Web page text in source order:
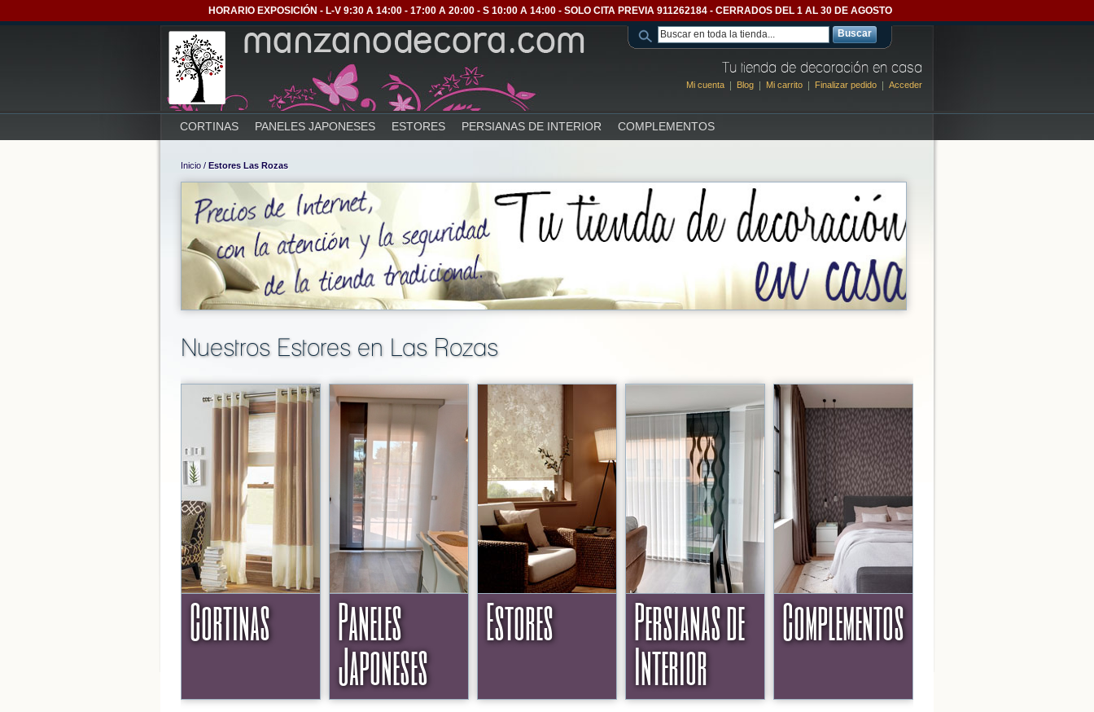
HORARIO EXPOSICIÓN - L-V 9:30 A 14:00 - 17:00 A 20:00 - S 10:00 A 14:00 - SOLO CITA PREVIA 911262184 - CERRADOS DEL 1 AL 30 DE AGOSTO
Buscar
Tu tienda de decoración en casa
Mi cuenta Blog Mi carrito Finalizar pedido Acceder
CORTINAS PANELES JAPONESES ESTORES PERSIANAS DE INTERIOR COMPLEMENTOS
Inicio /Estores Las Rozas
Nuestros Estores en Las Rozas
Cortinas Paneles
Japoneses
Estores Persianas de
Interior
Complementos